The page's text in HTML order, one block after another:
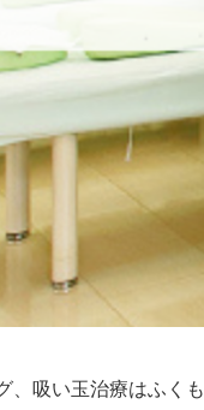
吸い玉治療はふく